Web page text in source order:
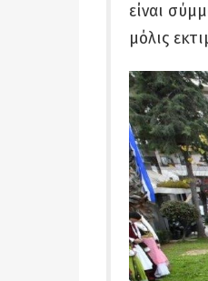
είναι
μόλις